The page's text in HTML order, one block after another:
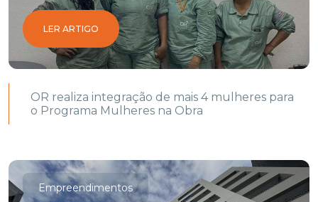
LER ARTIGO
OR realiza integração de mais 4 mulheres para
o Programa Mulheres na Obra
Empreendimentos